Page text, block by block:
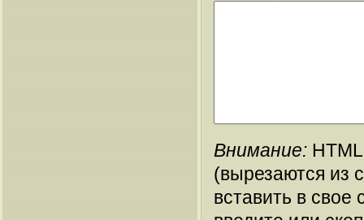
Внимание:
(вырезаются из
вставить в